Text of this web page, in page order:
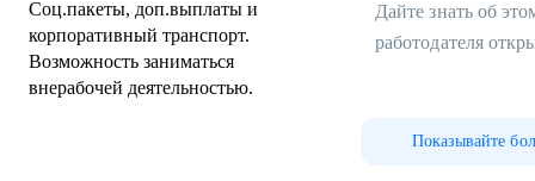
Соц.пакеты, доп.выплаты и
корпоративный транспорт.
Возможность заниматься
внерабочей деятельностью.
Дайте знать об
работодателя
Показывайте